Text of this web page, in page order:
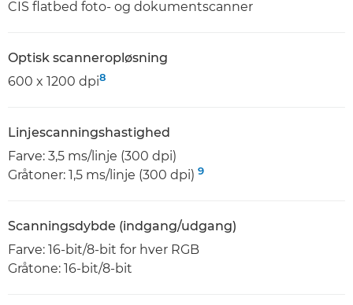
CIS flatbed foto- og dokumentscanner
Optisk scanneropløsning
600 x 1200 dpi8
Linjescanningshastighed
Farve: 3,5 ms/linje (300 dpi)
Gråtoner: 1,5 ms/linje (300 dpi) 9
Scanningsdybde (indgang/udgang)
Farve: 16-bit/8-bit for hver RGB
Gråtone: 16-bit/8-bit